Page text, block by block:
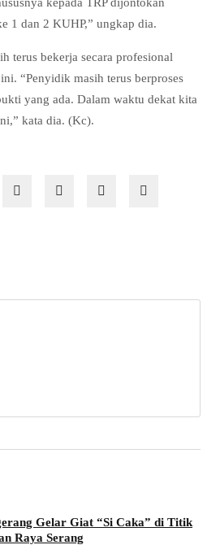
1 dan 2 KUHP,” ungkap dia.
terus bekerja secara profesional
“Penyidik masih terus berproses
yang ada. Dalam waktu dekat kita
kata dia. (Kc).
Gelar Giat “Si Caka” di Titik
Raya Serang